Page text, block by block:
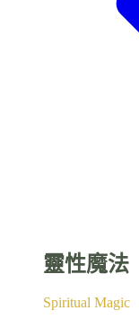
靈性魔法
Spiritual Magic